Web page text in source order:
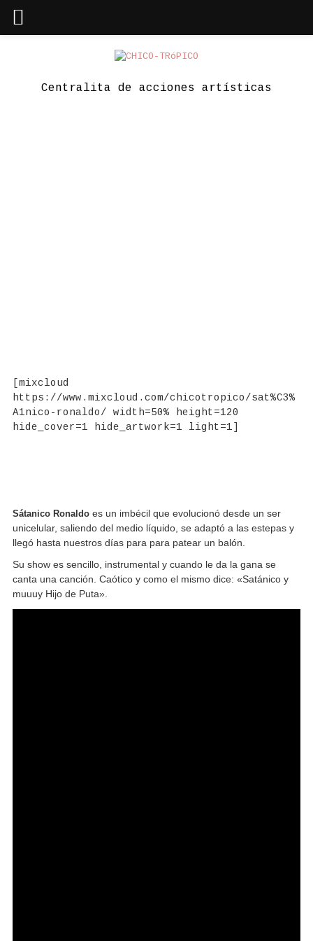
Skip
content
Centralita de acciones artísticas
[mixcloud
https://www.mixcloud.com/chicotropico/sat%C3%
A1nico-ronaldo/ width=50% height=120
hide_cover=1 hide_artwork=1 light=1]
Sátanico Ronaldo es un imbécil que evolucionó desde un ser
unicelular, saliendo del medio líquido, se adaptó a las estepas y
llegó hasta nuestros días para para patear un balón.
Su show es sencillo, instrumental y cuando le da la gana se
canta una canción. Caótico y como el mismo dice: «Satánico y
muuuy Hijo de Puta».